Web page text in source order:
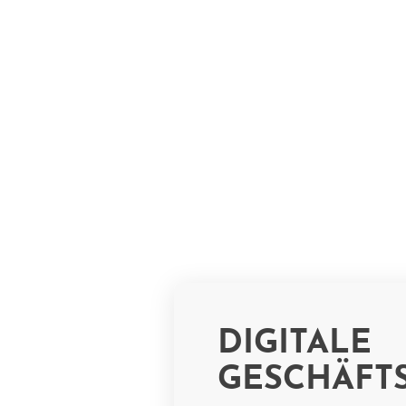
DIGITALE